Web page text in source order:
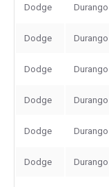
Dodge Durango
Dodge Durango
Dodge Durango
Dodge Durango
Dodge Durango
Dodge Durango